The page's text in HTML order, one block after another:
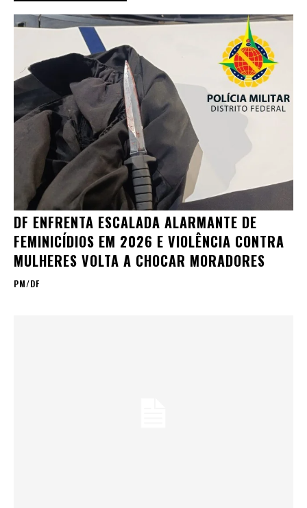
DF ENFRENTA ESCALADA ALARMANTE DE
FEMINICÍDIOS EM 2026 E VIOLÊNCIA CONTRA
MULHERES VOLTA A CHOCAR MORADORES
PM/DF